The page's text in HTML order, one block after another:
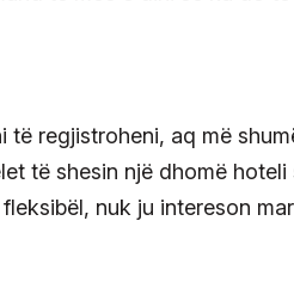
regjistroheni, aq më
të shesin një dhomë
nuk ju intereson